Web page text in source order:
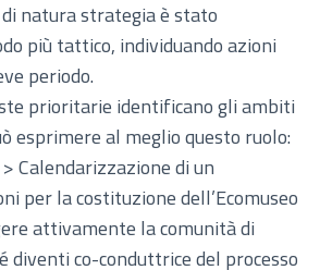
natura strategia è stato
più tattico, individuando azioni
periodo.
prioritarie identificano gli ambiti
esprimere al meglio questo ruolo:
Calendarizzazione di un
per la costituzione dell’Ecomuseo
attivamente la comunità di
diventi co-conduttrice del processo